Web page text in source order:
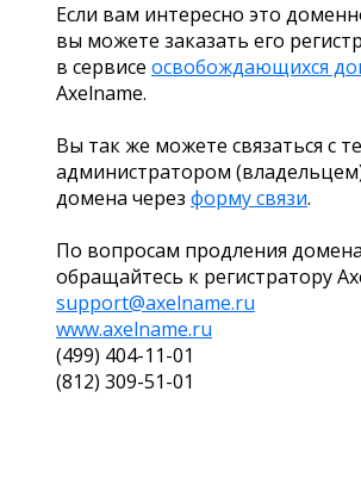
Если вам интересно это
вы можете заказать его
в сервисе освобождающихся
Axelname.
Вы так же можете связаться с
администратором
домена через форму связи.
По вопросам продления домена
обращайтесь к регистратору
support@axelname.ru
www.axelname.ru
(499) 404-11-01
(812) 309-51-01